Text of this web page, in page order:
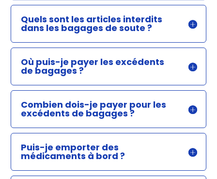
Quels sont les articles interdits
dans les bagages de soute ?
Où puis-je payer les excédents
de bagages ?
Combien dois-je payer pour les
excédents de bagages ?
Puis-je emporter des
médicaments à bord ?